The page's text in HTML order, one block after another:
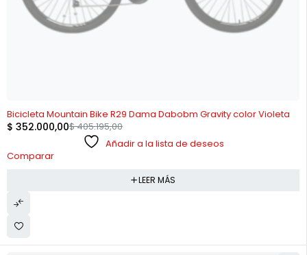
Bicicleta Mountain Bike R29 Dama Dabobm Gravity color Violeta
$405.195,00
$ 352.000,00
Añadir a la lista de deseos
Comparar
LEER MÁS